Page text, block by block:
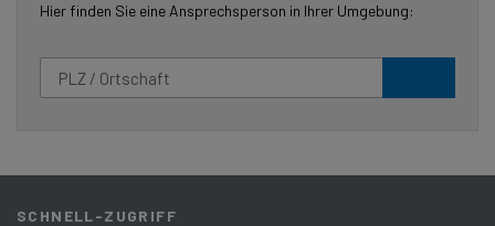
Hier finden Sie eine Ansprechsperson in Ihrer Umgebung:
SCHNELL-ZUGRIFF